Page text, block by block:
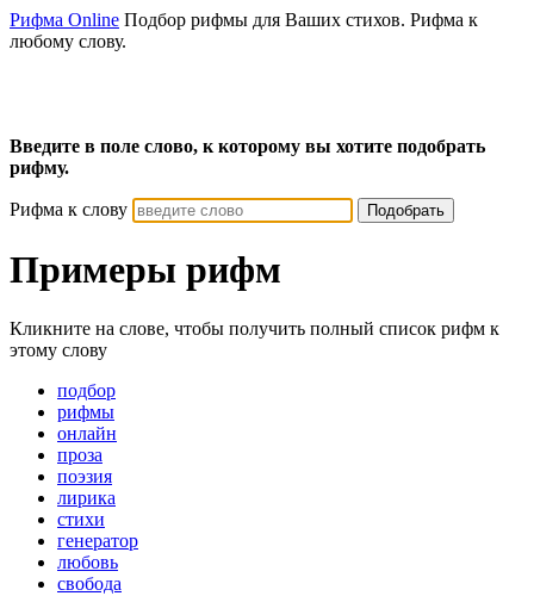
Рифма Online Подбор рифмы для Ваших стихов. Рифма к
любому слову.
Введите в поле слово, к которому вы хотите подобрать
рифму.
Рифма к слову Подобрать
Примеры рифм
Кликните на слове, чтобы получить полный список рифм к
этому слову
подбор
рифмы
онлайн
проза
поэзия
лирика
стихи
генератор
любовь
свобода